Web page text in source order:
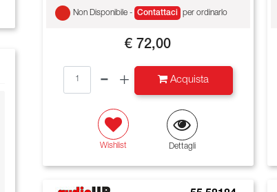
Non Disponibile - Contattaci per ordinarlo
€ 72,00
Quantità
Acquista
Wishlist Dettagli